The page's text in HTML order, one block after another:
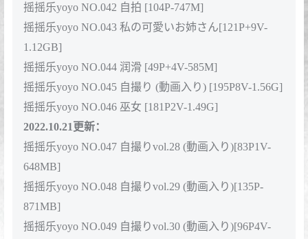
摇摇乐yoyo NO.042 自拍 [104P-747M]
摇摇乐yoyo NO.043 私の可愛いお姉さん[121P+9V-
1.12GB]
摇摇乐yoyo NO.044 润滑 [49P+4V-585M]
摇摇乐yoyo NO.045 自撮り (動画入り) [195P8V-1.56G]
摇摇乐yoyo NO.046 巫女 [181P2V-1.49G]
2022.10.21更新：
摇摇乐yoyo NO.047 自撮りvol.28 (動画入り)[83P1V-
648MB]
摇摇乐yoyo NO.048 自撮りvol.29 (動画入り)[135P-
871MB]
摇摇乐yoyo NO.049 自撮りvol.30 (動画入り)[96P4V-